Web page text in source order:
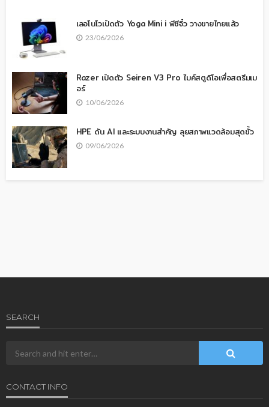
เลอโนโวเปิดตัว Yoga Mini i พีซีจิ๋ว วางขายไทยแล้ว
23/06/2026
Razer เปิดตัว Seiren V3 Pro ไมค์สตูดิโอเพื่อสตรีมเม
อร์
10/06/2026
HPE ดัน AI และระบบงานสำคัญ ลุยสภาพแวดล้อมสุดขั้ว
09/06/2026
SEARCH
CONTACT INFO